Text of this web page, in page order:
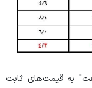
به قیمت‌های ثابت